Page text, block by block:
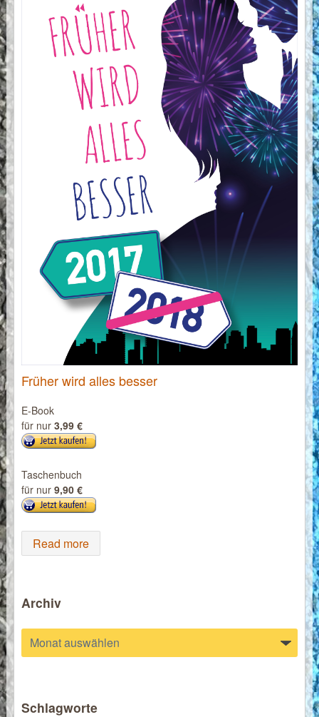
Früher wird alles besser
E-Book
für nur 3,99 €
Taschenbuch
für nur 9,90 €
Read more
Archiv
Archiv
Schlagworte